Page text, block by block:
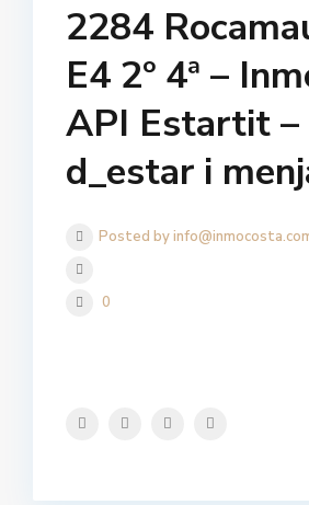
2284
E4 2º 4ª –
API Estartit –
d_estar i
Posted by
0